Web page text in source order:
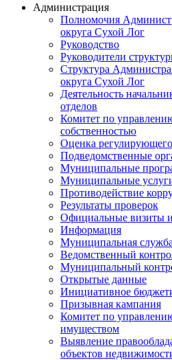
Администрация
Полномочия
округа Сухой Лог
Руководство
Руководители
Структура
округа Сухой Лог
Деятельность
отделов
Комитет по
собственностью
Оценка
Подведомственные
Муниципальные
Муниципальные
Противодействие
Результаты проверок
Официальные визиты
Информация
Муниципальная служба
Ведомственный
Муниципальный
Открытые данные
Инициативное
Призывная кампания
Комитет по
имуществом
Выявление
объектов